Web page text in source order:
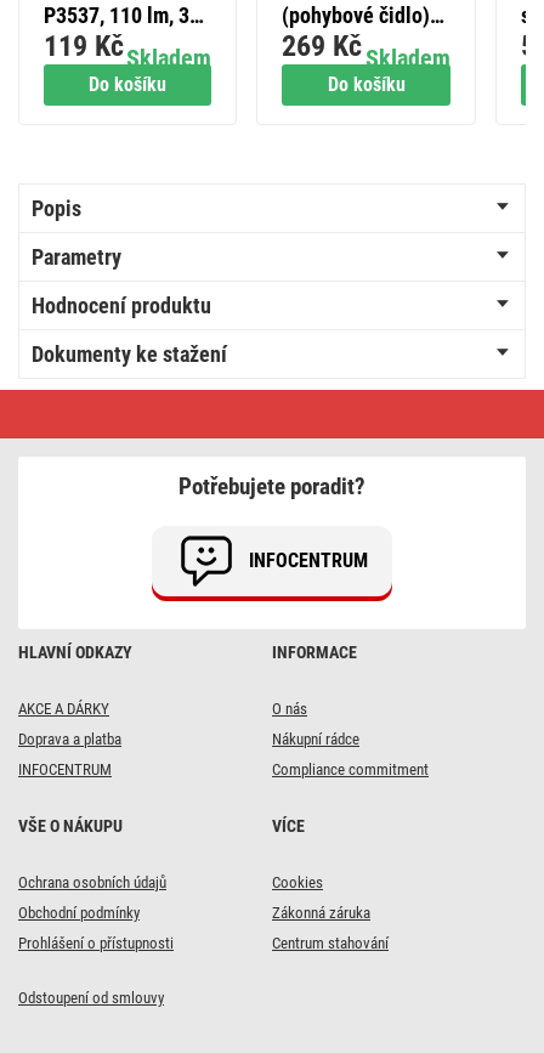
Do košíku
P3537, 110 lm, 3x
AAA
Skladem
119 Kč
Do košíku
(pohybové čidlo)
IP44 1200W, černý
Skladem
269 Kč
Popis
Parametry
Hodnocení produktu
Dokumenty ke stažení
WiFiHLAVNÍ ODKAZY
AKCE A DÁRKY
Doprava a platba
INFOCENTRUM
INFORMACE
O nás
Nákupní rádce
Compliance commitment
VŠE O NÁKUPU
Ochrana osobních údajů
Obchodní podmínky
Prohlášení o přístupnosti
VÍCE
Cookies
Zákonná záruka
Centrum stahování
Odstoupení od smlouvy
Potřebujete poradit?
INFOCENTRUM